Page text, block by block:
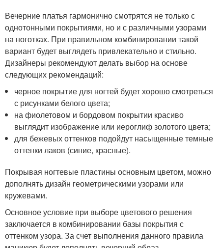
Вечерние платья гармонично смотрятся не только с
однотонными покрытиями, но и с различными узорами
на ноготках. При правильном комбинировании такой
вариант будет выглядеть привлекательно и стильно.
Дизайнеры рекомендуют делать выбор на основе
следующих рекомендаций:
черное покрытие для ногтей будет хорошо смотреться
с рисунками белого цвета;
на фиолетовом и бордовом покрытии красиво
выглядит изображение или иероглиф золотого цвета;
для бежевых оттенков подойдут насыщенные темные
оттенки лаков (синие, красные).
Покрывая ногтевые пластины основным цветом, можно
дополнять дизайн геометрическими узорами или
кружевами.
Основное условие при выборе цветового решения
заключается в комбинировании базы покрытия с
оттенком узора. За счет выполнения данного правила